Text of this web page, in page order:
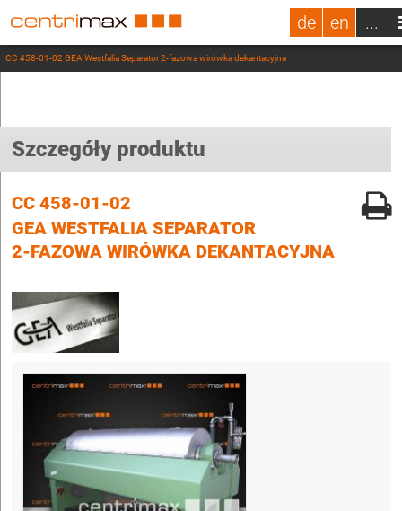
de en ...
CC 458-01-02 GEA Westfalia Separator 2-fazowa wirówka dekantacyjna
Szczegóły produktu
CC 458-01-02
GEA WESTFALIA SEPARATOR
2-FAZOWA WIRÓWKA DEKANTACYJNA